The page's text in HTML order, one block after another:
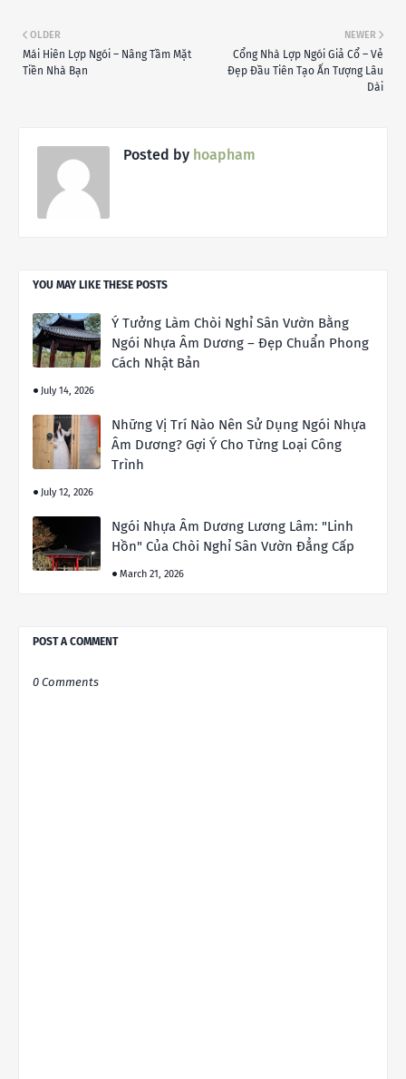
NEWER
Cổng Nhà Lợp Ngói Giả Cổ – Vẻ
Đẹp Đầu Tiên Tạo Ấn Tượng Lâu
Dài
OLDER
Mái Hiên Lợp Ngói – Nâng Tầm Mặt
Tiền Nhà Bạn
Posted by hoapham
YOU MAY LIKE THESE POSTS
Ý Tưởng Làm Chòi Nghỉ Sân Vườn Bằng
Ngói Nhựa Âm Dương – Đẹp Chuẩn Phong
Cách Nhật Bản
July 14, 2026
Những Vị Trí Nào Nên Sử Dụng Ngói Nhựa
Âm Dương? Gợi Ý Cho Từng Loại Công
Trình
July 12, 2026
Ngói Nhựa Âm Dương Lương Lâm: "Linh
Hồn" Của Chòi Nghỉ Sân Vườn Đẳng Cấp
March 21, 2026
POST A COMMENT
0 Comments